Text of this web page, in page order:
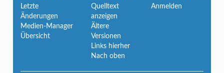
Letzte
Änderungen
Medien-Manager
Übersicht
Quelltext
anzeigen
Ältere
Versionen
Links hierher
Nach oben
Anmelden